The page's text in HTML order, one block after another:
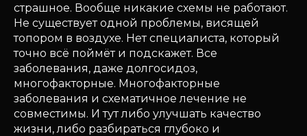
страшное. Вообще никакие схемы не работают.
Не существует одной проблемы, висящей
топором в воздухе. Нет специалиста, который
точно всё поймёт и подскажет. Все
заболевания, даже долгосидоз,
многофакторные. Многофакторные
заболевания и схематичное лечение не
совместимы. И тут либо улучшать качество
жизни, либо разбираться глубоко и